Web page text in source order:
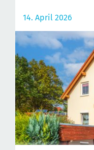
14. April 2026